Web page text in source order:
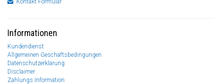
Kontakt Formular
Informationen
Kundendienst
Allgemeinen Geschäftsbedingungen
Datenschutzerklärung
Disclaimer
Zahlungs Information